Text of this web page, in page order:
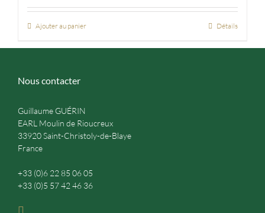
Ajouter au panier Détails
Nous contacter
Guillaume GUÉRIN
EARL Moulin de Rioucreux
33920 Saint-Christoly-de-Blaye
France
+33 (0)6 22 85 06 05
+33 (0)5 57 42 46 36